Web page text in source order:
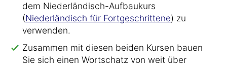
dem Niederländisch-Aufbaukurs
(Niederländisch für Fortgeschrittene) zu
verwenden.
Zusammen mit diesen beiden Kursen bauen
Sie sich einen Wortschatz von weit über